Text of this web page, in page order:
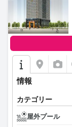
情報
カテゴリー
屋外プール